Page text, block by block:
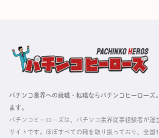
パチンコ業界への就職・転職ならパチンコヒーローズ
ます。
パチンコヒーローズは、パチンコ業界従事経験者が運
サイトです。ほぼすべての職を取り扱っており、全国